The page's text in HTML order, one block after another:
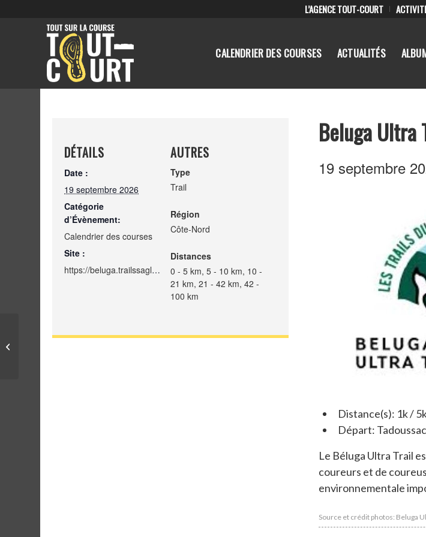
L’AGENCE TOUT-COURT
CALENDRIER DES COURSES ACTUALITÉS
Beluga Ultra
19 septembre
Distance(s): 1k /
Départ:
Le Béluga Ultra Trail
coureurs et de
environnementale
Source et crédit photos: Beluga
DÉTAILS
Date :
19 septembre 2026
Catégorie
d’Évènement:
Calendrier des courses
Site :
https://beluga.trailssaglac.org/accueil
AUTRES
Type
Trail
Région
Côte-Nord
Distances
0 - 5 km, 5 - 10 km, 10 -
21 km, 21 - 42 km, 42 -
100 km